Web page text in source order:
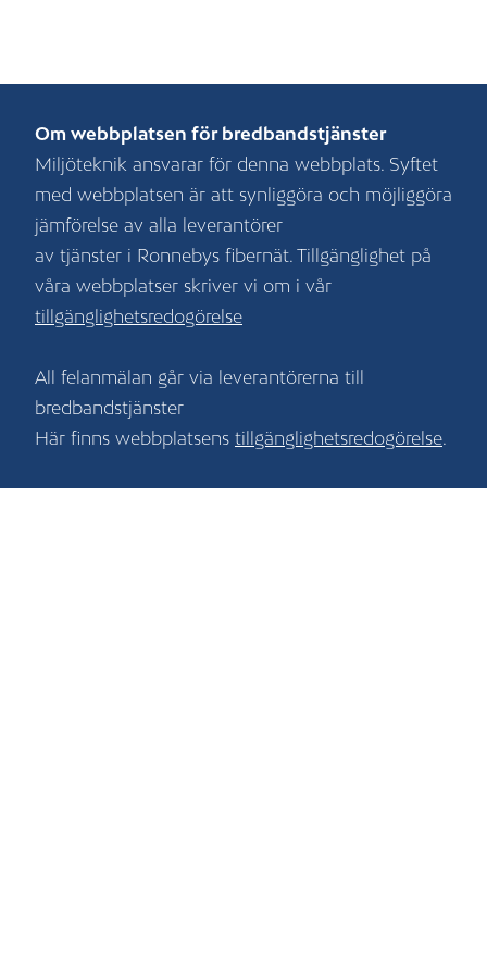
Om webbplatsen för bredbandstjänster
Miljöteknik ansvarar för denna webbplats. Syftet
med webbplatsen är att synliggöra och möjliggöra
jämförelse av alla leverantörer
av tjänster i Ronnebys fibernät. Tillgänglighet på
våra webbplatser skriver vi om i vår
tillgänglighetsredogörelse
All felanmälan går via leverantörerna till
bredbandstjänster
Här finns webbplatsens tillgänglighetsredogörelse.